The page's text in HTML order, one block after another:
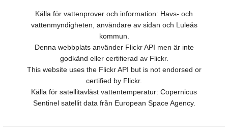
Källa för vattenprover och information: Havs- och
vattenmyndigheten, användare av sidan och Luleås
kommun.
Denna webbplats använder Flickr API men är inte
godkänd eller certifierad av Flickr.
This website uses the Flickr API but is not endorsed or
certified by Flickr.
Källa för satellitavläst vattentemperatur: Copernicus
Sentinel satellit data från European Space Agency.